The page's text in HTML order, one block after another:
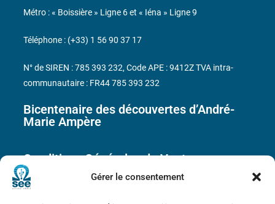
Gérer le consentement
Bicentenaire des découvertes d’André-
Marie Ampère
Conditions Générales de Vente
Métro : « Boissière » Ligne 6 et « Iéna » Ligne 9
Téléphone : (+33) 1 56 90 37 17
N° de SIREN : 785 393 232, Code APE : 9412Z TVA intra-
communautaire : FR44 785 393 232